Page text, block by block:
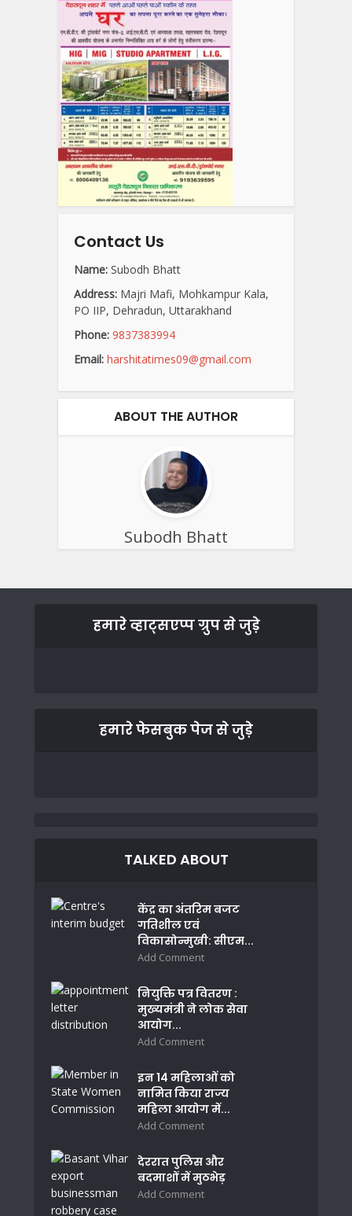
Contact Us
Name: Subodh Bhatt
Address: Majri Mafi, Mohkampur Kala,
PO IIP, Dehradun, Uttarakhand
Phone: 9837383994
Email: harshitatimes09@gmail.com
ABOUT THE AUTHOR
Subodh Bhatt
हमारे व्हाट्सएप्प ग्रुप से जुड़े
हमारे फेसबुक पेज से जुड़े
TALKED ABOUT
केंद्र का अंतरिम बजट
गतिशील एवं
विकासोन्मुखी: सीएम...
Add Comment
नियुक्ति पत्र वितरण :
मुख्यमंत्री ने लोक सेवा
आयोग...
Add Comment
इन 14 महिलाओं को
नामित किया राज्य
महिला आयोग में...
Add Comment
देररात पुलिस और
बदमाशों में मुठभेड़
Add Comment